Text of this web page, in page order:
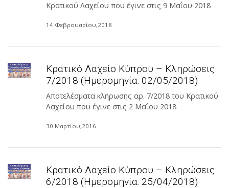
Κρατικού Λαχείου που έγινε στις 9 Μαΐου 2018
14 Φεβρουαρίου,2018
Κρατικό Λαχείο Κύπρου – Κληρώσεις
7/2018 (Ημερομηνία: 02/05/2018)
Αποτελέσματα κλήρωσης αρ. 7/2018 του Κρατικού
Λαχείου που έγινε στις 2 Μαΐου 2018
30 Μαρτίου,2016
Κρατικό Λαχείο Κύπρου – Κληρώσεις
6/2018 (Ημερομηνία: 25/04/2018)